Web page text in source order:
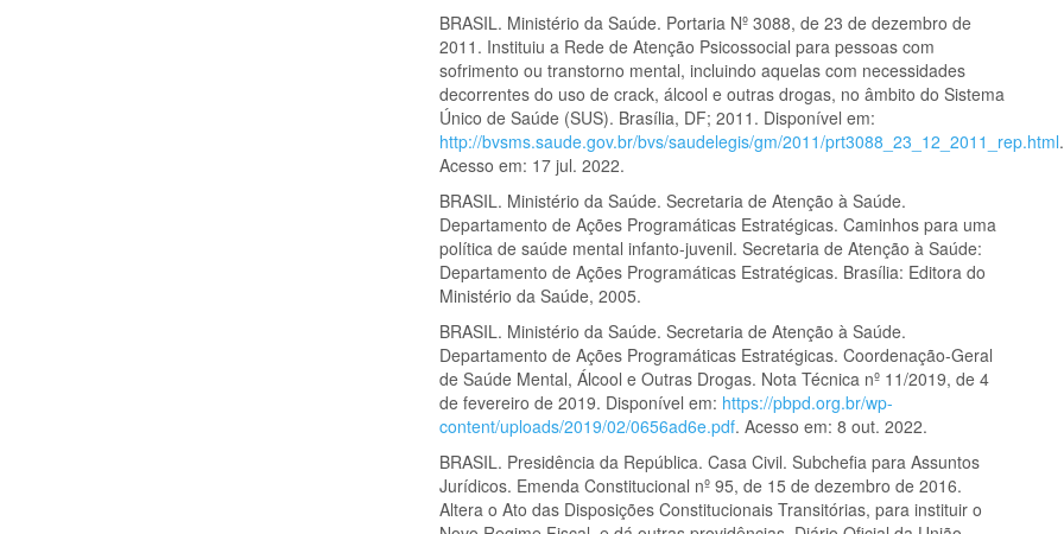
BRASIL. Ministério da Saúde. Portaria Nº 3088, de 23 de dezembro de
2011. Instituiu a Rede de Atenção Psicossocial para pessoas com
sofrimento ou transtorno mental, incluindo aquelas com necessidades
decorrentes do uso de crack, álcool e outras drogas, no âmbito do Sistema
Único de Saúde (SUS). Brasília, DF; 2011. Disponível em:
http://bvsms.saude.gov.br/bvs/saudelegis/gm/2011/prt3088_23_12_2011_rep.html.
Acesso em: 17 jul. 2022.
BRASIL. Ministério da Saúde. Secretaria de Atenção à Saúde.
Departamento de Ações Programáticas Estratégicas. Caminhos para uma
política de saúde mental infanto-juvenil. Secretaria de Atenção à Saúde:
Departamento de Ações Programáticas Estratégicas. Brasília: Editora do
Ministério da Saúde, 2005.
BRASIL. Ministério da Saúde. Secretaria de Atenção à Saúde.
Departamento de Ações Programáticas Estratégicas. Coordenação-Geral
de Saúde Mental, Álcool e Outras Drogas. Nota Técnica nº 11/2019, de 4
de fevereiro de 2019. Disponível em: https://pbpd.org.br/wp-
content/uploads/2019/02/0656ad6e.pdf. Acesso em: 8 out. 2022.
BRASIL. Presidência da República. Casa Civil. Subchefia para Assuntos
Jurídicos. Emenda Constitucional nº 95, de 15 de dezembro de 2016.
Altera o Ato das Disposições Constitucionais Transitórias, para instituir o